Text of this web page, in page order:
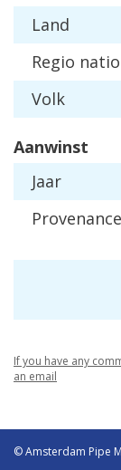
Land
Regio
Volk
Aanwinst
Jaar
Provenance
If you have any
an email
© Amsterdam Pipe